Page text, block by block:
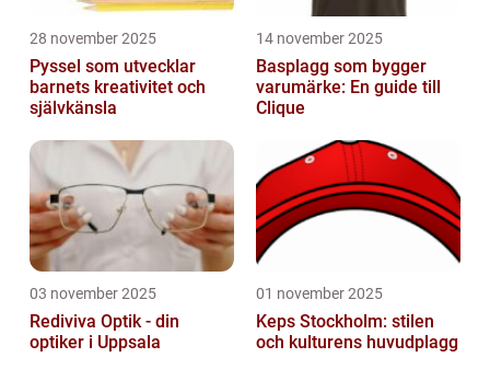
28 november 2025
Pyssel som utvecklar
barnets kreativitet och
självkänsla
14 november 2025
Basplagg som bygger
varumärke: En guide till
Clique
03 november 2025
Rediviva Optik - din
optiker i Uppsala
01 november 2025
Keps Stockholm: stilen
och kulturens huvudplagg